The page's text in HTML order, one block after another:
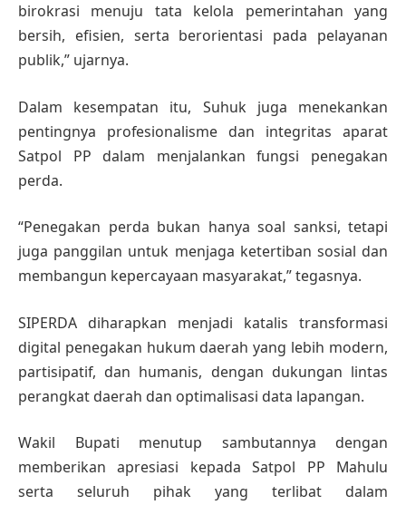
birokrasi menuju tata kelola pemerintahan yang
bersih, efisien, serta berorientasi pada pelayanan
publik,” ujarnya.
Dalam kesempatan itu, Suhuk juga menekankan
pentingnya profesionalisme dan integritas aparat
Satpol PP dalam menjalankan fungsi penegakan
perda.
“Penegakan perda bukan hanya soal sanksi, tetapi
juga panggilan untuk menjaga ketertiban sosial dan
membangun kepercayaan masyarakat,” tegasnya.
SIPERDA diharapkan menjadi katalis transformasi
digital penegakan hukum daerah yang lebih modern,
partisipatif, dan humanis, dengan dukungan lintas
perangkat daerah dan optimalisasi data lapangan.
Wakil Bupati menutup sambutannya dengan
memberikan apresiasi kepada Satpol PP Mahulu
serta seluruh pihak yang terlibat dalam